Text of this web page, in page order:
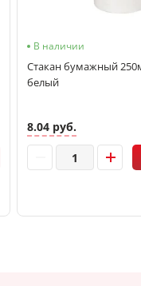
В наличии
Стакан бумажный
белый
8.04 руб.